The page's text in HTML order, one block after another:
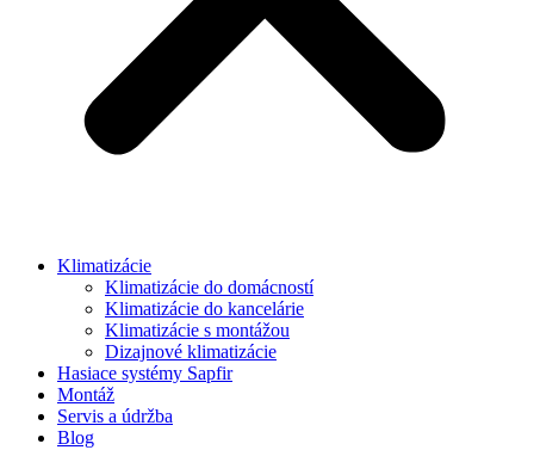
Klimatizácie
Klimatizácie do domácností
Klimatizácie do kancelárie
Klimatizácie s montážou
Dizajnové klimatizácie
Hasiace systémy Sapfir
Montáž
Servis a údržba
Blog